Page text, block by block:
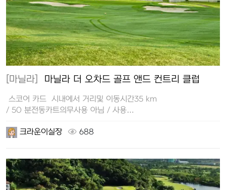
[마닐라] 마닐라 더 오차드 골프 앤드 컨트리 클럽
스코어 카드 시내에서 거리및 이동시간35 km
/ 50 분전동카트의무사용 아님 / 사용…
크라운이실장 688